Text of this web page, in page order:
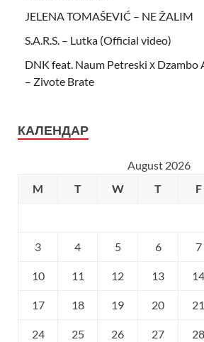
JELENA TOMAŠEVIĆ – NE ŽALIM
S.A.R.S. – Lutka (Official video)
DNK feat. Naum Petreski х Dzambo
– Zivote Brate
КАЛЕНДАР
August 2026
M
T W T F
3 4 5 6 7
10 11 12 13 14
17 18 19 20 21
24 25 26 27 28